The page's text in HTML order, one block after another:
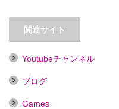
【大森】SARAN
関連サイト
Youtubeチャンネル
ブログ
Games